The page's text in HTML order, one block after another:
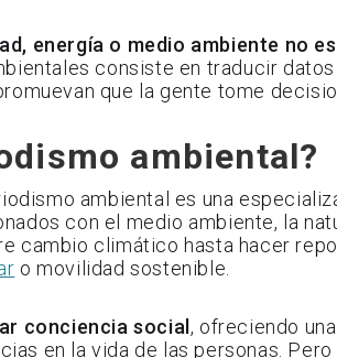
energía o medio ambiente no
consiste en traducir
que la gente tome
ambiental?
ambiental es una
con el medio ambiente, la
cambio climático hasta hacer
o movilidad sostenible.
conciencia social , ofreciendo
en la vida de las personas.